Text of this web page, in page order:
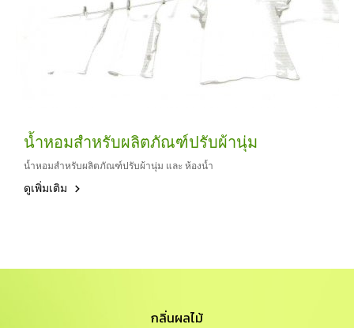
น้ำหอมสำหรับผลิตภัณฑ์ปรับผ้านุ่ม
น้ำหอมสำหรับผลิตภัณฑ์ปรับผ้านุ่ม และ ห้องน้ำ
ดูเพิ่มเติม
กลิ่นผลไม้